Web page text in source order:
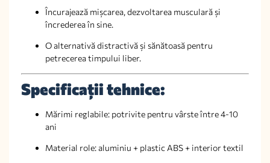
Încurajează mișcarea, dezvoltarea musculară și
încrederea în sine.
O alternativă distractivă și sănătoasă pentru
petrecerea timpului liber.
Specificații tehnice:
Mărimi reglabile: potrivite pentru vârste între 4-10
ani
Material role: aluminiu + plastic ABS + interior textil